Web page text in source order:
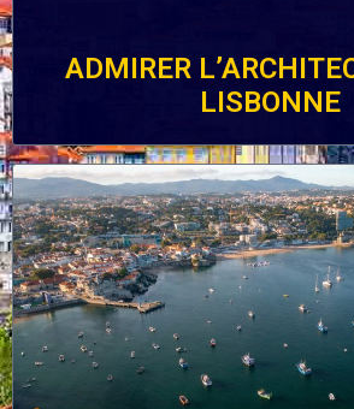
ADMIRER
LISBONNE